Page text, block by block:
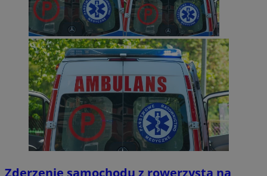
Zderzenie samochodu z rowerzystą na